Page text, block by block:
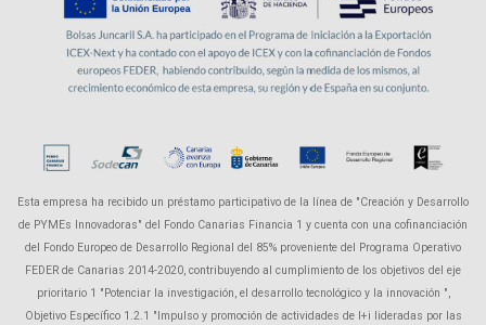
Esta empresa ha recibido un préstamo participativo de la línea de "Creación y Desarrollo
de PYMEs Innovadoras" del Fondo Canarias Financia 1 y cuenta con una cofinanciación
del Fondo Europeo de Desarrollo Regional del 85% proveniente del Programa Operativo
FEDER de Canarias 2014-2020, contribuyendo al cumplimiento de los objetivos del eje
prioritario 1 "Potenciar la investigación, el desarrollo tecnológico y la innovación ",
Objetivo Específico 1.2.1 "Impulso y promoción de actividades de I+i lideradas por las